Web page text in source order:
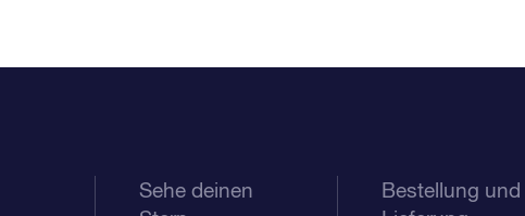
Sehe deinen
Bestellung und